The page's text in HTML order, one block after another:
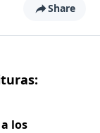
Share
los